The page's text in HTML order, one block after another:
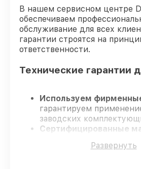
В нашем сервисном центре
обеспечиваем
обслуживание для всех
гарантии строятся на
ответственности.
Технические гарантии
Используем
гарантируем
заводских
Сертифицированные
навыков, чтоРазвернуть